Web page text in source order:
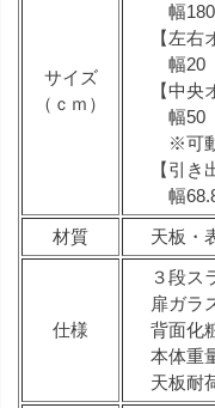
サイズ
（ｃｍ）
幅
【左右
幅20
【中央
幅50
※可
【引き
幅
材質
天板・
仕様
３段ス
扉ガラ
背面化
本体重
天板耐